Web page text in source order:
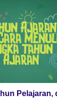
Pelajaran,